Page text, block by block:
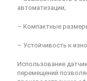
автоматизации;
– Компактные
– Устойчивость к
Использование
перемещений